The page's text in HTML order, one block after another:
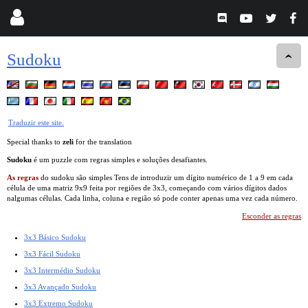
Sudoku
Traduzir este site.
Special thanks to zeli for the translation
Sudoku é um puzzle com regras simples e soluções desafiantes.
As regras do sudoku são simples Tens de introduzir um dígito numérico de 1 a 9 em cada
célula de uma matriz 9x9 feita por regiões de 3x3, começando com vários dígitos dados
nalgumas células. Cada linha, coluna e região só pode conter apenas uma vez cada número.
Esconder as regras
3x3 Básico Sudoku
3x3 Fácil Sudoku
3x3 Intermédio Sudoku
3x3 Avançado Sudoku
3x3 Extremo Sudoku